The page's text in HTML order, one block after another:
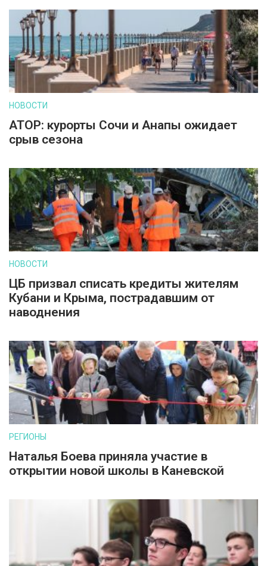
НОВОСТИ
АТОР: курорты Сочи и Анапы ожидает
срыв сезона
НОВОСТИ
ЦБ призвал списать кредиты жителям
Кубани и Крыма, пострадавшим от
наводнения
РЕГИОНЫ
Наталья Боева приняла участие в
открытии новой школы в Каневской